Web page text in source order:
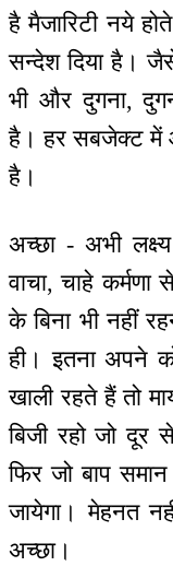
है मैजारिटी नये
सन्देश दिया है।
भी और दुगना,
है। हर सबजेक्ट में
है।
अच्छा - अभी
वाचा, चाहे कर्मणा
के बिना भी नहीं
ही। इतना अपने
खाली रहते हैं तो
बिजी रहो जो दूर
फिर जो बाप
जायेगा। मेहनत
अच्छा।